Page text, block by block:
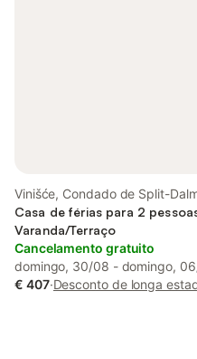
Vinišće, Condado de Split-
Casa de férias para 2
Varanda/Terraço
Cancelamento gratuito
domingo, 30/08 - domingo,
€ 407·Desconto de longa